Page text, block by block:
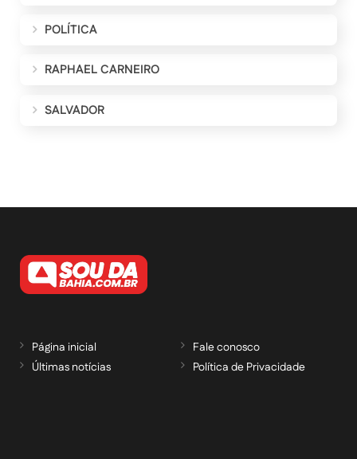
POLÍTICA
RAPHAEL CARNEIRO
SALVADOR
Página inicial
Últimas notícias
Fale conosco
Política de Privacidade